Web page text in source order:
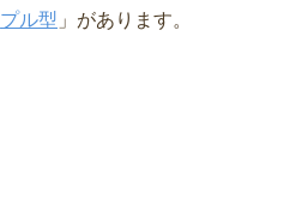
プル型 」があります。